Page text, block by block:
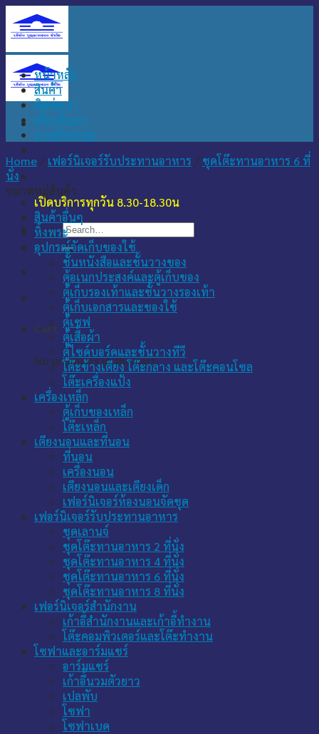
to
content
เปิดบริการทุกวัน 8.30-18.30น
Search
for:
Cart
No products in the cart.
หน้าหลัก
สินค้า
ติดต่อเรา
เกี่ยวกับเรา
ภาพกิจกรรม
Home / เฟอร์นิเจอร์รับประทานอาหาร / ชุดโต๊ะทานอาหาร 6 ที่
นั่ง
หมวดหมู่สินค้า
สินค้าอื่นๆ
หิ้งพระ
อุปกรณ์จัดเก็บของใช้
ชั้นหนังสือและชั้นวางของ
ตู้อเนกประสงค์และตู้เก็บของ
ตู้เก็บรองเท้าและชั้นวางรองเท้า
ตู้เก็บเอกสารและของใช้
ตู้เซฟ
ตู้เสื้อผ้า
ตู้ไซด์บอร์ดและชั้นวางทีวี
โต๊ะข้างเตียง โต๊ะกลาง และโต๊ะคอนโซล
โต๊ะเครื่องแป้ง
เครื่องเหล็ก
ตู้เก็บของเหล็ก
โต๊ะเหล็ก
เตียงนอนและที่นอน
ที่นอน
เครื่องนอน
เตียงนอนและเตียงเด็ก
เฟอร์นิเจอร์ห้องนอนจัดชุด
เฟอร์นิเจอร์รับประทานอาหาร
ชุดเลานจ์
ชุดโต๊ะทานอาหาร 2 ที่นั่ง
ชุดโต๊ะทานอาหาร 4 ที่นั่ง
ชุดโต๊ะทานอาหาร 6 ที่นั่ง
ชุดโต๊ะทานอาหาร 8 ที่นั่ง
เฟอร์นิเจอร์สำนักงาน
เก้าอี้สำนักงานและเก้าอี้ทำงาน
โต๊ะคอมพิวเตอร์และโต๊ะทำงาน
โซฟาและอาร์มแชร์
อาร์มแชร์
เก้าอี้นวมตัวยาว
เปลพับ
โซฟา
โซฟาเบด